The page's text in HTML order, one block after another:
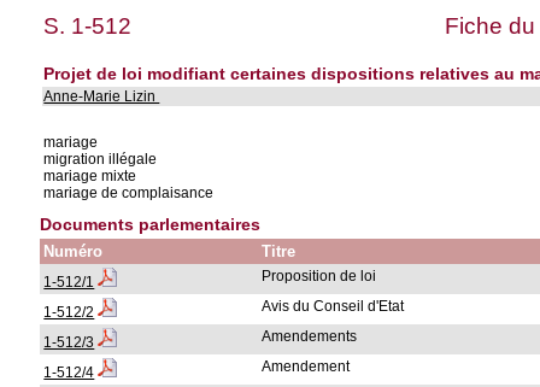
S. 1-512 Fiche
Projet de loi modifiant certaines dispositions relatives au
Anne-Marie Lizin
mariage
migration illégale
mariage mixte
mariage de complaisance
Documents parlementaires
Numéro Titre
1-512/1 Proposition de loi
1-512/2 Avis du Conseil d'Etat
1-512/3 Amendements
1-512/4 Amendement